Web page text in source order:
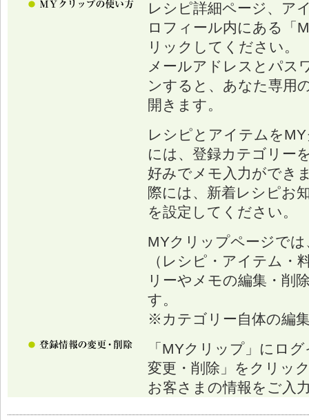
レシピ詳細ページ、ア
ロフィール内にある「
リックしてください。
メールアドレスとパス
ンすると、あなた専用
開きます。
レシピとアイテムを
には、登録カテゴリー
好みでメモ入力ができ
際には、新着レシピお
を設定してください。
MYクリップページで
（レシピ・アイテム・
リーやメモの編集・削
す。
※カテゴリー自体の編
「MYクリップ」にロ
変更・削除」をクリッ
お客さまの情報をご入